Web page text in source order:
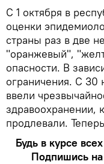
С 1 октября в
оценки
страны раз в две
"оранжевый",
опасности. В
ограничения. С 30
ввели
здравоохранении,
продлевали.
Будь в курсе всех
Подпишись